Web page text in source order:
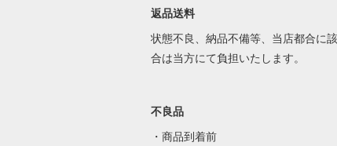
返品送料
状態不良、納品不備等、当店都合に
合は当方にて負担いたします。
不良品
・商品到着前